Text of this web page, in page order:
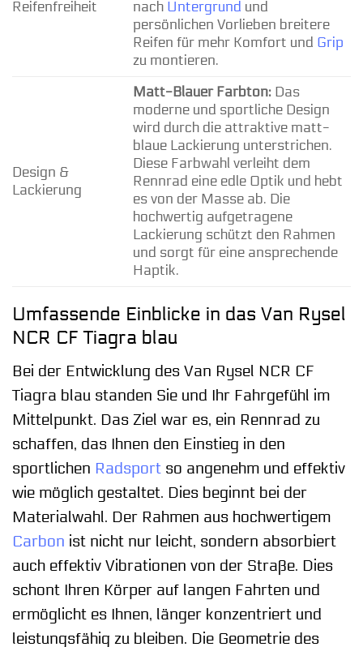
Reifenfreiheit
nach Untergrund und
persönlichen Vorlieben breitere
Reifen für mehr Komfort und Grip
zu montieren.
Design &
Lackierung
Matt-Blauer Farbton:Das
moderne und sportliche Design
wird durch die attraktive matt-
blaue Lackierung unterstrichen.
Diese Farbwahl verleiht dem
Rennrad eine edle Optik und hebt
es von der Masse ab. Die
hochwertig aufgetragene
Lackierung schützt den Rahmen
und sorgt für eine ansprechende
Haptik.
Umfassende Einblicke in das Van Rysel
NCR CF Tiagra blau
Bei der Entwicklung des Van Rysel NCR CF
Tiagra blau standen Sie und Ihr Fahrgefühl im
Mittelpunkt. Das Ziel war es, ein Rennrad zu
schaffen, das Ihnen den Einstieg in den
sportlichen Radsport so angenehm und effektiv
wie möglich gestaltet. Dies beginnt bei der
Materialwahl. Der Rahmen aus hochwertigem
Carbon ist nicht nur leicht, sondern absorbiert
auch effektiv Vibrationen von der Straße. Dies
schont Ihren Körper auf langen Fahrten und
ermöglicht es Ihnen, länger konzentriert und
leistungsfähig zu bleiben. Die Geometrie des